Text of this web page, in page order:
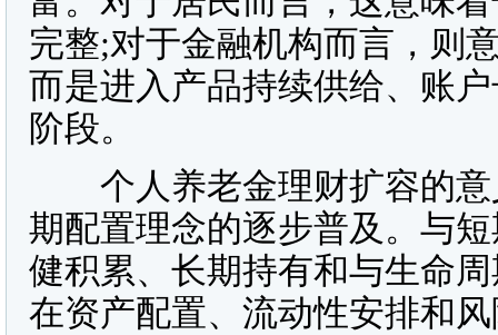
完整;对于金融机构而言，则
而是进入产品持续供给、账
阶段。
个人养老金理财扩容的意
期配置理念的逐步普及。与
健积累、长期持有和与生命
在资产配置、流动性安排和